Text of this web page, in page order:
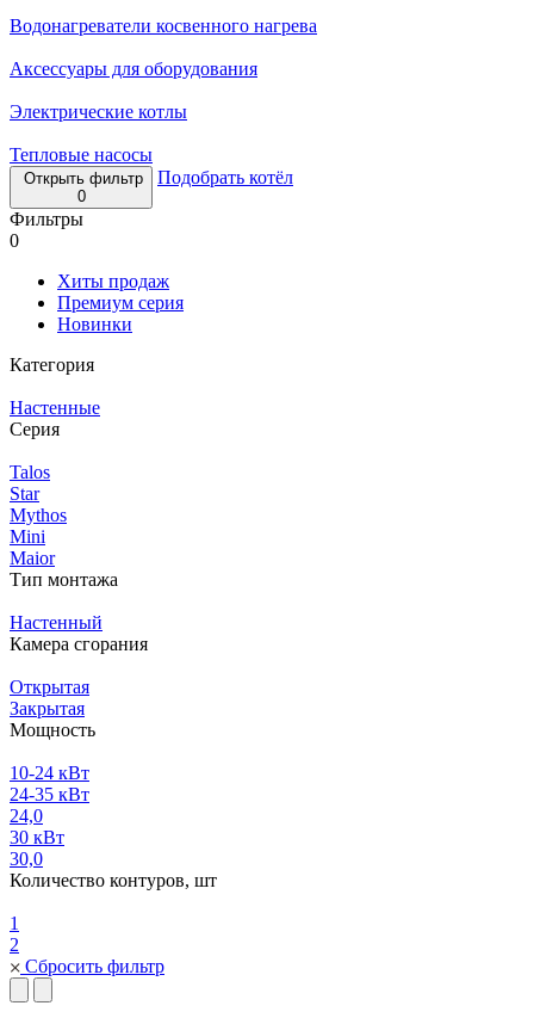
Водонагреватели косвенного нагрева
Аксессуары для оборудования
Электрические котлы
Тепловые насосы
Открыть фильтр
0
Подобрать котёл
Фильтры
0
Хиты продаж
Премиум серия
Новинки
Категория
Настенные
Серия
Talos
Star
Mythos
Mini
Maior
Тип монтажа
Настенный
Камера сгорания
Открытая
Закрытая
Мощность
10-24 кВт
24-35 кВт
24,0
30 кВт
30,0
Количество контуров, шт
1
2
Сбросить фильтр